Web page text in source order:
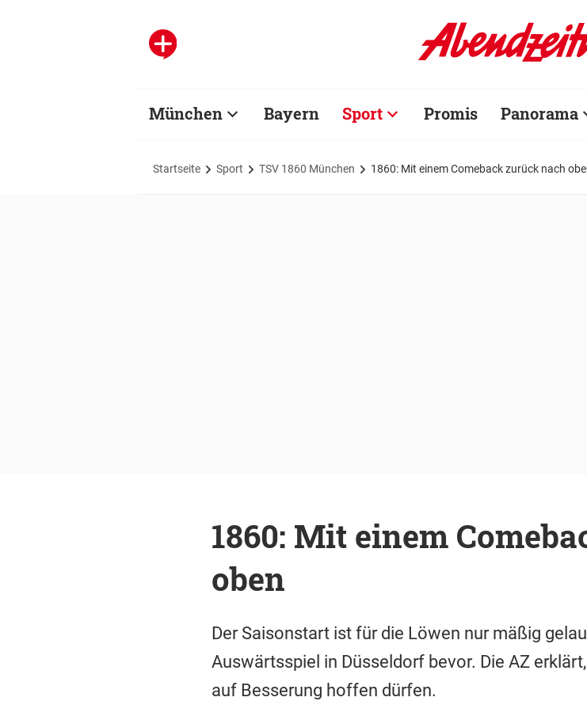
München Bayern Sport Promis Panorama
Startseite Sport TSV 1860 München 1860: Mit einem Comeback zurück nach
1860: Mit einem
oben
Der Saisonstart ist für die Löwen nur mäßig
Auswärtsspiel in Düsseldorf bevor. Die AZ
auf Besserung hoffen dürfen.